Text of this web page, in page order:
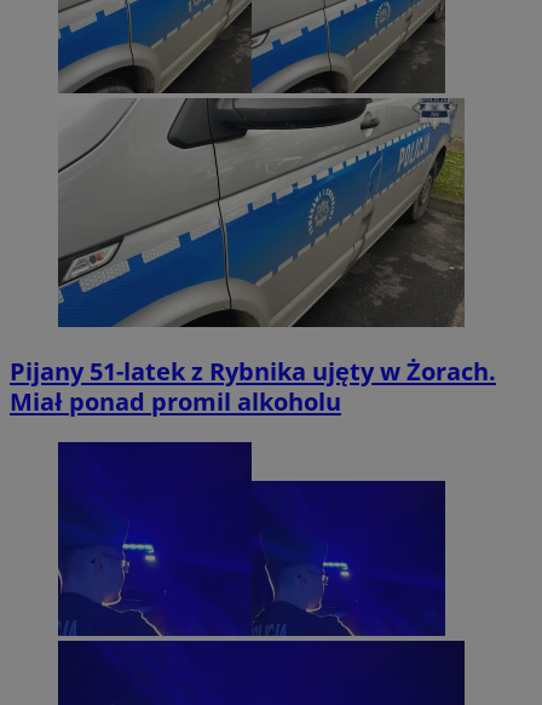
Pijany 51-latek z Rybnika ujęty w Żorach.
Miał ponad promil alkoholu